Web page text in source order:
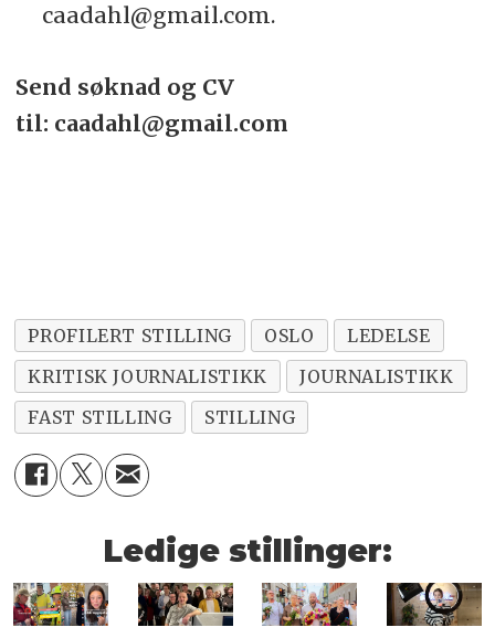
caadahl@gmail.com.
Send søknad og CV
til: caadahl@gmail.com
PROFILERT STILLING OSLO
LEDELSE
KRITISK JOURNALISTIKK
JOURNALISTIKK
FAST STILLING
STILLING
Ledige stillinger: